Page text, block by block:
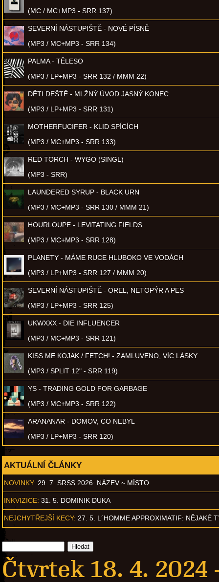
(MC / MC+MP3 - SRR 137)
SEVERNÍ NÁSTUPIŠTĚ - NOVÉ PÍSNĚ
(MP3 / MC+MP3 - SRR 134)
PALMA - TĚLESO
(MP3 / LP+MP3 - SRR 132 / MMM 22)
DĚTI DEŠTĚ - MLŽNÝ ÚVOD JASNÝ KONEC
(MP3 / LP+MP3 - SRR 131)
MOTHERFUCIFER - KLID SPÍCÍCH
(MP3 / MC+MP3 - SRR 133)
RED TORCH - WYGO (SINGL)
(MP3 - SRR)
LAUNDERED SYRUP - BLACK URN
(MP3 / MC+MP3 - SRR 130 / MMM 21)
HOURLOUPE - LEVITATING FIELDS
(MP3 / MC+MP3 - SRR 128)
PLANETY - MÁME RUCE HLUBOKO VE VODÁCH
(MP3 / LP+MP3 - SRR 127 / MMM 20)
SEVERNÍ NÁSTUPIŠTĚ - OREL, NETOPÝR A PES
(MP3 / LP+MP3 - SRR 125)
UKWXXX - DIE INFLUENCER
(MP3 / MC+MP3 - SRR 121)
KISS ME KOJAK / FETCH! - ZAMLUVENO, VÍC LÁSKY
(MP3 / SPLIT 12" - SRR 119)
YS - TRADING GOLD FOR GARBAGE
(MP3 / MC+MP3 - SRR 122)
ARANANAR - DOMOV, CO NEBYL
(MP3 / LP+MP3 - SRR 120)
AKTUÁLNÍ ČLÁNKY
NOVINKY: 29. 7. SRSS 2026: NÁZEV ~ MÍSTO
INKVIZICE: 31. 5. DOMINIK DUKA
NEJCHYTŘEJŠÍ KECY: 27. 5. L´HOMME APPROXIMATIF: NĚJAKÉ
Čtvrtek 18. 4. 2024